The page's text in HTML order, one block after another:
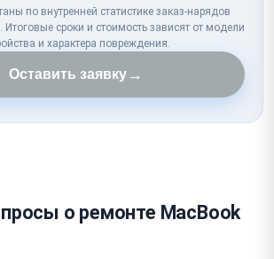
по внутренней статистике заказ-нарядов
Итоговые сроки и стоимость зависят от модели
и характера повреждения.
Оставить заявку→
о ремонте MacBook